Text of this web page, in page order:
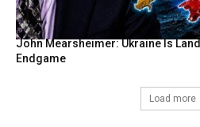
John Mearsheimer: Ukraine Is
Endgame
Load more